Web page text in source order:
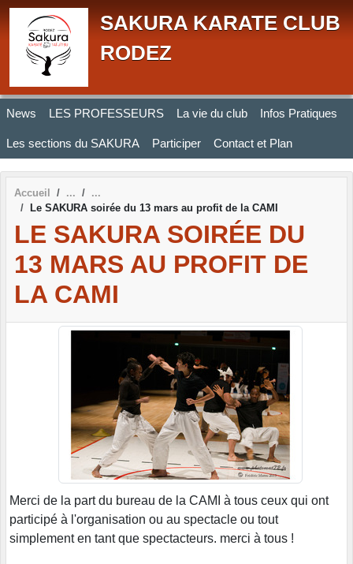
SAKURA KARATE CLUB
RODEZ
News LES PROFESSEURS La vie du club Infos Pratiques
Les sections du SAKURA Participer Contact et Plan
Accueil
Le SAKURA soirée du 13 mars au profit de la CAMI
LE SAKURA SOIRÉE DU
13 MARS AU PROFIT DE
LA CAMI
Merci de la part du bureau de la CAMI à tous ceux qui ont
participé à l'organisation ou au spectacle ou tout
simplement en tant que spectacteurs. merci à tous !
Panneau de gestion des cookies